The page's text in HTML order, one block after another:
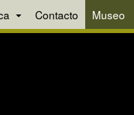
Contacto Museo